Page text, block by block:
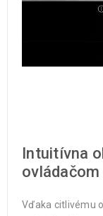
Intuitívna
Vďaka citlivému